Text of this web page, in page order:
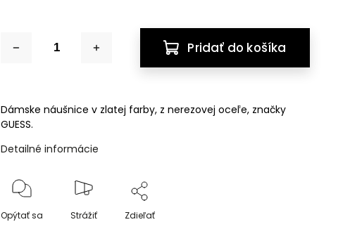
Pridať do košíka
Dámske náušnice v zlatej farby, z nerezovej oceľe, značky
GUESS.
Detailné informácie
Opýtať sa Strážiť Zdieľať